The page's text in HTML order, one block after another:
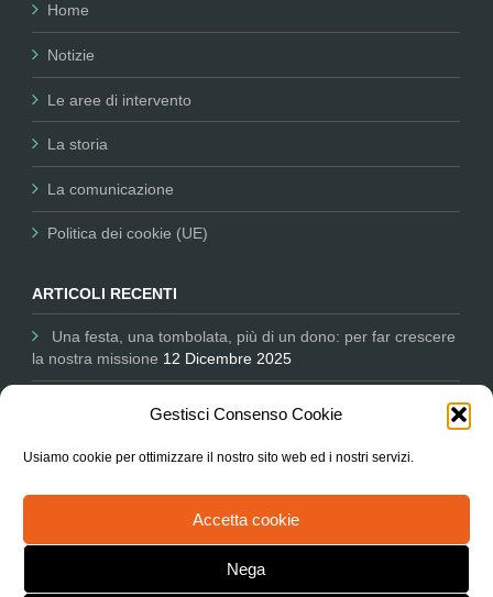
Gestisci Consenso Cookie
Usiamo cookie per ottimizzare il nostro sito web ed i nostri servizi.
Accetta cookie
Nega
Home
Notizie
Le aree di intervento
La storia
La comunicazione
Politica dei cookie (UE)
ARTICOLI RECENTI
Una festa, una tombolata, più di un dono: per far crescere
la nostra missione 12 Dicembre 2025
dell’Università salesiana 11 Dicembre 2025
L’Associazione in Parlamento ascoltata sul degrado delle
periferie e le città 9 Ottobre 2025